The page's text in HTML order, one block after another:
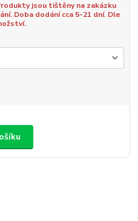
jsou tištěny na zakázku
Doba dodání cca 5-21 dní. Dle